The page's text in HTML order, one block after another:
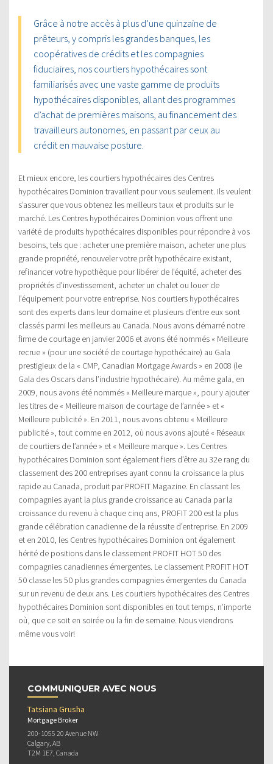
Grâce à notre accès à plus d’une quinzaine de
prêteurs, y compris les grandes banques, les
coopératives de crédits et les compagnies
fiduciaires, nos courtiers hypothécaires sont
familiarisés avec une vaste gamme de produits
hypothécaires disponibles, allant des programmes
d’achat de premières maisons, au financement des
travailleurs autonomes, en passant par ceux au
crédit en mauvaise posture.
Et mieux encore, les courtiers hypothécaires des Centres
hypothécaires Dominion travaillent pour vous seulement. Ils veulent
s’assurer que vous obtenez les meilleurs taux et produits sur le
marché. Les Centres hypothécaires Dominion vous offrent une
variété de produits hypothécaires disponibles pour répondre à vos
besoins, tels que : acheter une première maison, acheter une plus
grande propriété, renouveler votre prêt hypothécaire existant,
refinancer votre hypothèque pour libérer de l’équité, acheter des
propriétés d’investissement, acheter un chalet ou louer de
l’équipement pour votre entreprise. Nos courtiers hypothécaires
sont des experts dans leur domaine et plusieurs d’entre eux sont
classés parmi les meilleurs au Canada. Nous avons démarré notre
firme de courtage en janvier 2006 et avons été nommés « Meilleure
recrue » (pour une société de courtage hypothécaire) au Gala
prestigieux de la « CMP, Canadian Mortgage Awards » en 2008 (le
Gala des Oscars dans l’industrie hypothécaire). Au même gala, en
2009, nous avons été nommés « Meilleure marque », pour y ajouter
les titres de « Meilleure maison de courtage de l’année » et «
Meilleure publicité ». En 2011, nous avons obtenu « Meilleure
publicité », tout comme en 2012, où nous avons ajouté « Réseaux
de courtiers de l’année » et « Meilleure marque ». Les Centres
hypothécaires Dominion sont également fiers d’être au 32e rang du
classement des 200 entreprises ayant connu la croissance la plus
rapide au Canada, produit par PROFIT Magazine. En classant les
compagnies ayant la plus grande croissance au Canada par la
croissance du revenu à chaque cinq ans, PROFIT 200 est la plus
grande célébration canadienne de la réussite d’entreprise. En 2009
et en 2010, les Centres hypothécaires Dominion ont également
hérité de positions dans le classement PROFIT HOT 50 des
compagnies canadiennes émergentes. Le classement PROFIT HOT
50 classe les 50 plus grandes compagnies émergentes du Canada
sur un revenu de deux ans. Les courtiers hypothécaires des Centres
hypothécaires Dominion sont disponibles en tout temps, n’importe
où, que ce soit en soirée ou la fin de semaine. Nous viendrons
même vous voir!
COMMUNIQUER AVEC NOUS
Tatsiana Grusha
Mortgage Broker
200-1055 20 Avenue NW
Calgary, AB
T2M 1E7, Canada